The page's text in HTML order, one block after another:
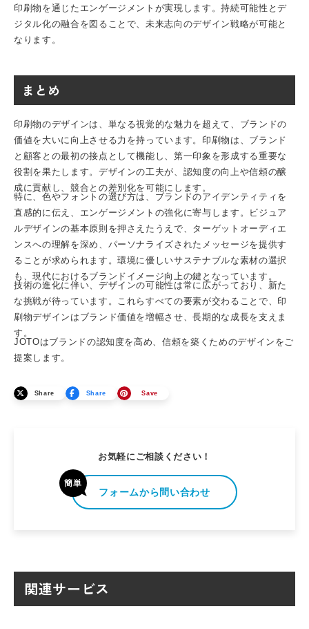
印刷物を通じたエンゲージメントが実現します。持続可能性とデ
ジタル化の融合を図ることで、未来志向のデザイン戦略が可能と
なります。
まとめ
印刷物のデザインは、単なる視覚的な魅力を超えて、ブランドの
価値を大いに向上させる力を持っています。印刷物は、ブランド
と顧客との最初の接点として機能し、第一印象を形成する重要な
役割を果たします。デザインの工夫が、認知度の向上や信頼の醸
成に貢献し、競合との差別化を可能にします。
特に、色やフォントの選び方は、ブランドのアイデンティティを
直感的に伝え、エンゲージメントの強化に寄与します。ビジュア
ルデザインの基本原則を押さえたうえで、ターゲットオーディエ
ンスへの理解を深め、パーソナライズされたメッセージを提供す
ることが求められます。環境に優しいサステナブルな素材の選択
も、現代におけるブランドイメージ向上の鍵となっています。
技術の進化に伴い、デザインの可能性は常に広がっており、新た
な挑戦が待っています。これらすべての要素が交わることで、印
刷物デザインはブランド価値を増幅させ、長期的な成長を支えま
す。
JOTOはブランドの認知度を高め、信頼を築くためのデザインをご
提案します。
Share Share Save
お気軽にご相談ください！
簡単
フォームから問い合わせ
関連サービス